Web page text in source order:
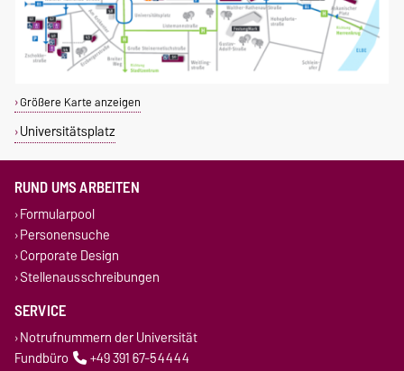
Größere Karte anzeigen
Universitätsplatz
RUND UMS ARBEITEN
Formularpool
Personensuche
Corporate Design
Stellenausschreibungen
SERVICE
Notrufnummern der Universität
Fundbüro
+49 391 67-54444